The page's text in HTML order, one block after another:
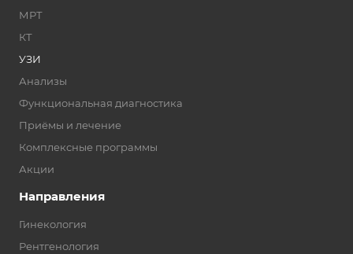
МРТ
КТ
УЗИ
Анализы
Функциональная диагностика
Приёмы и лечение
Комплексные программы
Акции
Направления
Гинекология
Рентгенология